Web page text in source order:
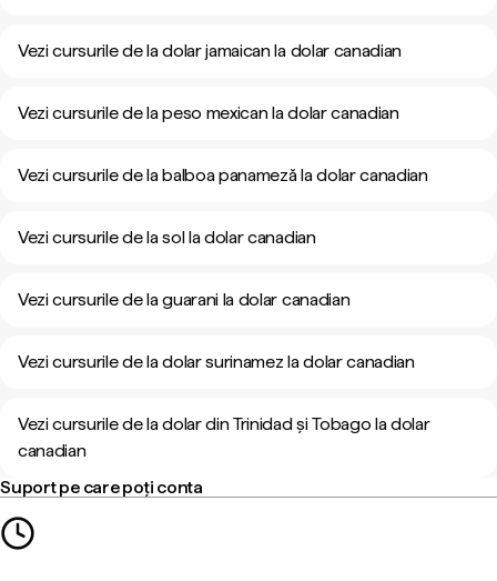
Vezi cursurile de la dolar jamaican la dolar canadian
Vezi cursurile de la peso mexican la dolar canadian
Vezi cursurile de la balboa panameză la dolar canadian
Vezi cursurile de la sol la dolar canadian
Vezi cursurile de la guarani la dolar canadian
Vezi cursurile de la dolar surinamez la dolar canadian
Vezi cursurile de la dolar din Trinidad și Tobago la dolar
canadian
Suport pe care poți conta